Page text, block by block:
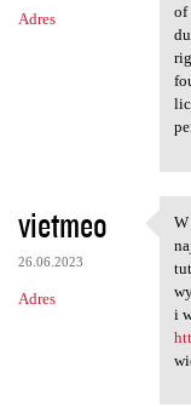
Adres
of
vietmeo
26.06.2023
Adres
W
W
i